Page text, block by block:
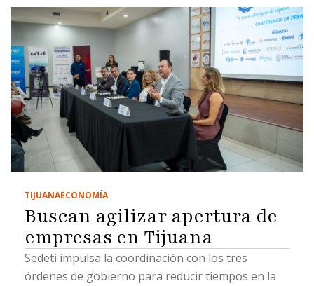
TIJUANAECONOMÍA
Buscan agilizar apertura de
empresas en Tijuana
Sedeti impulsa la coordinación con los tres
órdenes de gobierno para reducir tiempos en la